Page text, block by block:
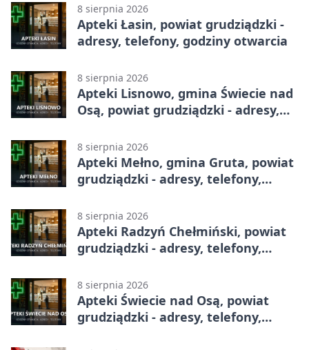
8 sierpnia 2026
Apteki Łasin, powiat grudziądzki -
adresy, telefony, godziny otwarcia
8 sierpnia 2026
Apteki Lisnowo, gmina Świecie nad
Osą, powiat grudziądzki - adresy,
8 sierpnia 2026
Apteki Mełno, gmina Gruta, powiat
grudziądzki - adresy, telefony,
8 sierpnia 2026
Apteki Radzyń Chełmiński, powiat
grudziądzki - adresy, telefony,
8 sierpnia 2026
Apteki Świecie nad Osą, powiat
grudziądzki - adresy, telefony,